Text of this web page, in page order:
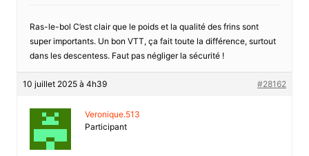
Ras-le-bol C’est clair que le poids et la qualité des frins sont
super importants. Un bon VTT, ça fait toute la différence, surtout
dans les descentess. Faut pas négliger la sécurité !
10 juillet 2025 à 4h39 #28162
Veronique.513
Participant